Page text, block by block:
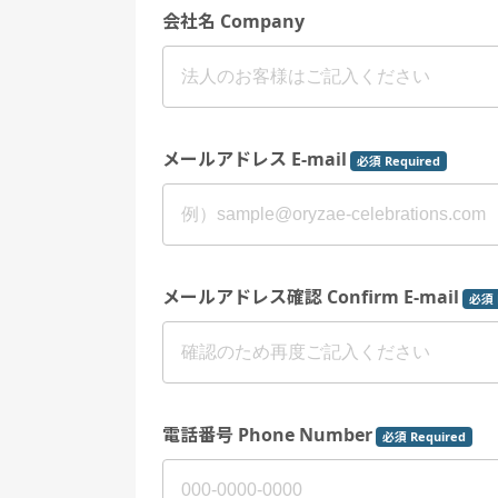
会社名 Company
メールアドレス E-mail 必須 Required
メールアドレス確認 Confirm E-mail 必須
電話番号 Phone Number 必須 Required